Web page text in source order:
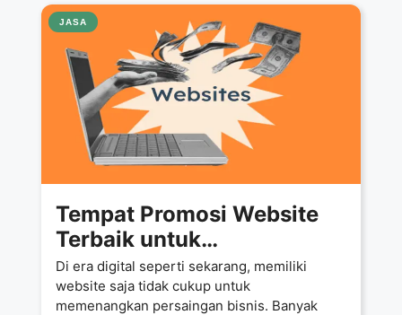
JASA
Tempat Promosi Website
Terbaik untuk
Meningkatkan Penjualan
dan Popularitas Produk
Di era digital seperti sekarang, memiliki
website saja tidak cukup untuk
memenangkan persaingan bisnis. Banyak